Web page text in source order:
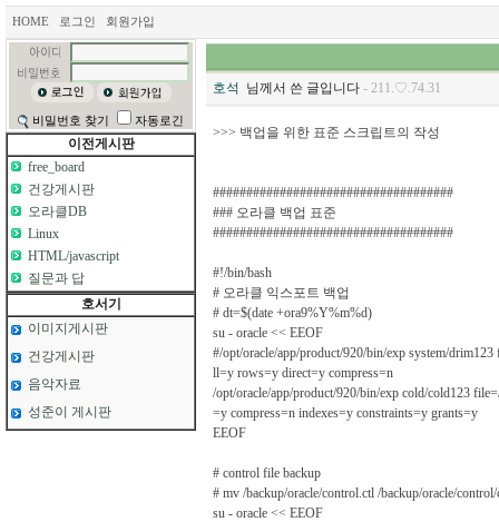
HOME 로그인 회원가입
비밀번호 찾기 자동로긴
이전게시판
free_board
건강게시판
오라클DB
Linux
HTML/javascript
질문과 답
호서기
이미지게시판
건강게시판
음악자료
성준이 게시판
호석 님께서 쓴 글입니다 - 211.♡.74.31
>>> 백업을 위한 표준 스크립트의 작성
####################################
### 오라클 백업 표준
####################################
#!/bin/bash
# 오라클 익스포트 백업
# dt=$(date +ora9%Y%m%d)
su - oracle << EEOF
#/opt/oracle/app/product/920/bin/exp system/
ll=y rows=y direct=y compress=n
/opt/oracle/app/product/920/bin/exp cold/cold123
=y compress=n indexes=y constraints=y grants=y
EEOF
# control file backup
# mv /backup/oracle/control.ctl /backup/oracle/
su - oracle << EEOF